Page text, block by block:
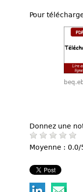
Pour
Donnez une
Moyenne :